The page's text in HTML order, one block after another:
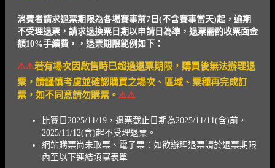
消費者請求退票期限為各場賽事前7日(不含賽事當天)起，逾期
不受理退票，請求退換票日期以申請日為準，退票需酌收票面金
額10%手續費，，退票期限範例如下：
⚠️⚠️若有場次因啟售時已超過退票期限，購買後無法辦理退
票，請謹慎考慮並確認購買之場次、區域、票種再完成訂
票，如不同意請勿購票。 ⚠️⚠️
比賽日2025/11/19，退票截止日期為2025/11/11(含)前，
2025/11/12(含)起不受理退票。
網站購票尚未取票、電子票：如欲辦理退票請於退票期限
內至以下連結填寫表單